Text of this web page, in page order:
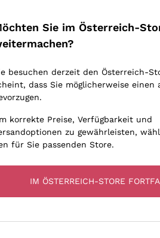
Occhipinti Arianna
Biondi Santi
Argiolas
Zenato
Ca' dei Frati
finden Sie in unserem
Sie im Österreich-
besuchen derzeit den Österreich-
dass Sie möglicherweise einen
korrekte Preise, Verfügbarkeit und
zu gewährleisten,
für Sie passenden Store.
IM ÖSTERREICH-STORE